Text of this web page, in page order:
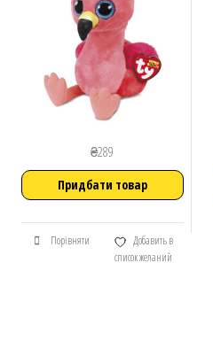
₴289
Придбати товар
Порівняти
Добавить в
список желаний